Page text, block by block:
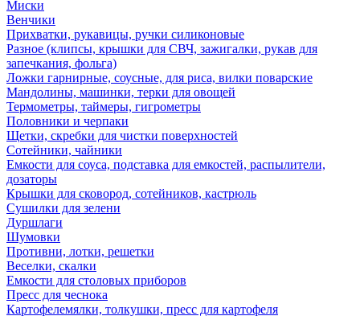
Миски
Венчики
Прихватки, рукавицы, ручки силиконовые
Разное (клипсы, крышки для СВЧ, зажигалки, рукав для
запечкания, фольга)
Ложки гарнирные, соусные, для риса, вилки поварские
Мандолины, машинки, терки для овощей
Термометры, таймеры, гигрометры
Половники и черпаки
Щетки, скребки для чистки поверхностей
Сотейники, чайники
Емкости для соуса, подставка для емкостей, распылители,
дозаторы
Крышки для сковород, сотейников, кастрюль
Сушилки для зелени
Дуршлаги
Шумовки
Противни, лотки, решетки
Веселки, скалки
Емкости для столовых приборов
Пресс для чеснока
Картофелемялки, толкушки, пресс для картофеля